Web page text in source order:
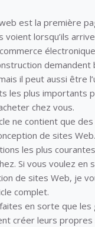
est la première
voient lorsqu’ils
demandent
il peut aussi être
les plus importants
chez vous.
ne contient que
de sites
les plus
Si vous voulez en
de sites Web, je
complet.
en sorte que les
créer leurs propres